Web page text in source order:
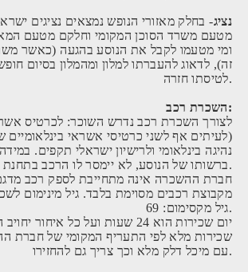
נציג- בחלק מאזורי הנופש נמצאים נציגים
מטעם משרד הסוכן המקומי וחלקם מטעם
ומי מטעמו לקבל את הנוסע בהגעה (כאשר
זה), לדאוג להעברתו למלון ומהמלון בסיום
לטיסתו חזרה.
השכרת רכב:
לצורך השכרת רכב נדרש השוכר: לכרטיס
(לעיתים אף לשני כרטיסי אשראי בינלאומיים
נהיגה בינלאומי ולרישיון ישראלי תקפים.
ברשותו של הנוסע, לא יימסר לו הרכב בתחנת ההשכרה.
חברת ההשכרה אינה מתחייבת לספק רכב
גיל מקסימום: 69.
יום שכירות הוא 24 שעות ועל כל איחור
שכירות מלא לפי התעריף המקומי של חברת
עם מיכל דלק מלא וכך צריך גם להחזירו.